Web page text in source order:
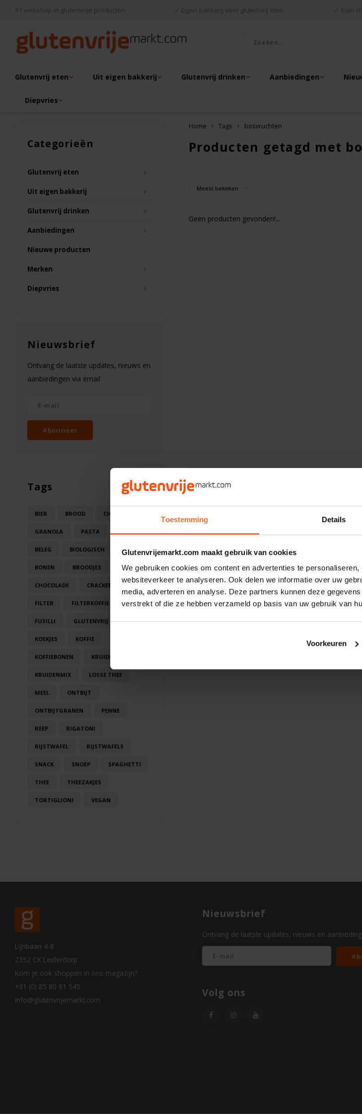
Toestemming Details
Glutenvrijemarkt.com maakt gebruik van cookies
We gebruiken cookies om content en advertenties te
websiteverkeer te analyseren. Ook delen we informatie over uw
media, adverteren en analyse. Deze partners kunnen deze
verstrekt of die ze hebben verzameld op basis van uw gebruik van
Voorkeuren
#1 webshop in glutenvrije producten ✓ Eigen bakkerij voor glutenvrij eten ✓ Kom
Glutenvrij eten Uit eigen bakkerij Glutenvrij drinken Aanbiedingen
Diepvries
Categorieën
Glutenvrij eten
Uit eigen bakkerij
Glutenvrij drinken
Aanbiedingen
Nieuwe producten
Merken
Diepvries
Nieuwsbrief
Ontvang de laatste updates, nieuws en
aanbiedingen via email
Abonneer
Tags
BIER BROOD CHOCOLA
GRANOLA PASTA
BELEG BIOLOGISCH BLOEM
BONEN BROODJES CAKE
CHOCOLADE CRACKERS
FILTER FILTERKOFFIE
FUSILLI GLUTENVRIJ KOEK
KOEKJES KOFFIE
KOFFIEBONEN KRUIDEN
KRUIDENMIX LOSSE THEE
MEEL ONTBIJT
ONTBIJTGRANEN PENNE
REEP RIGATONI
RIJSTWAFEL RIJSTWAFELS
SNACK SNOEP SPAGHETTI
THEE THEEZAKJES
TORTIGLIONI VEGAN
Home Tags bosvruchten
Producten getagd met
Meest bekeken
Geen producten gevonden!...
Lijnbaan 4-8
2352 CK Leiderdorp
Kom je ook shoppen in ons magazijn?
+31 (0) 85 80 81 545
info@glutenvrijemarkt.com
Nieuwsbrief
Ontvang de laatste updates, nieuws en
Volg ons